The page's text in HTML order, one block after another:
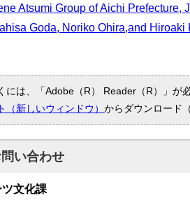
Atsumi Group of Aichi
Goda, Noriko Ohira,and Hiroaki
には、「Adobe（R） Reader（R）」が
新しいウィンドウ） からダウンロード
い合わせ
文化課